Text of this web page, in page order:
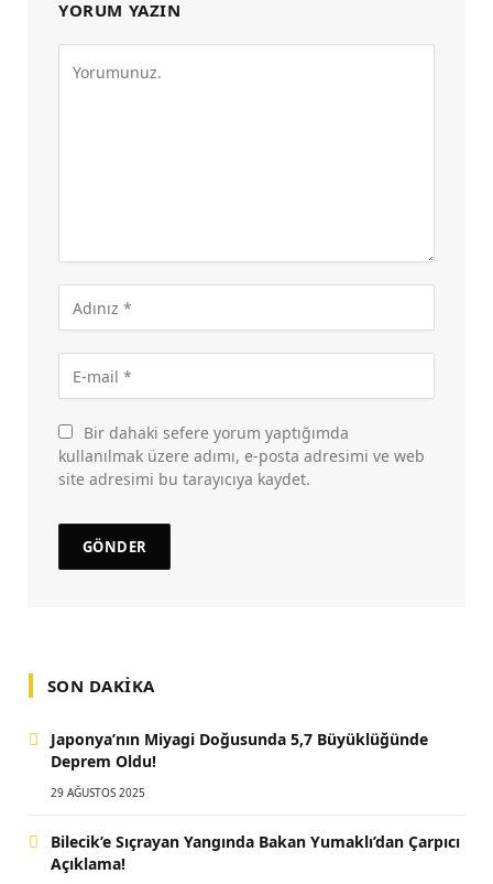
YORUM YAZIN
Bir dahaki sefere yorum yaptığımda
kullanılmak üzere adımı, e-posta adresimi ve web
site adresimi bu tarayıcıya kaydet.
SON DAKIKA
Japonya’nın Miyagi Doğusunda 5,7 Büyüklüğünde
Deprem Oldu!
29 AĞUSTOS 2025
Bilecik’e Sıçrayan Yangında Bakan Yumaklı’dan Çarpıcı
Açıklama!